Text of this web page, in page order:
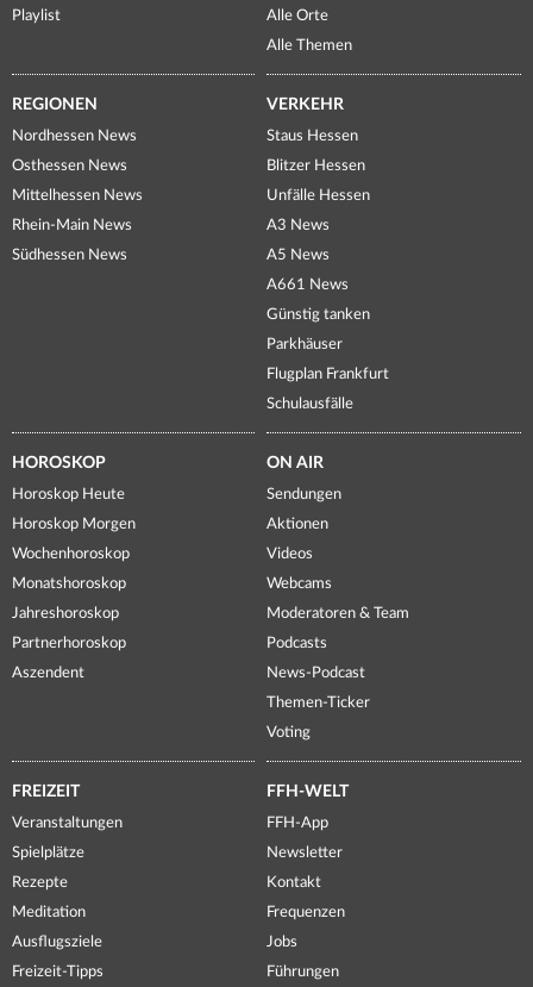
Playlist
Alle Orte
Alle Themen
REGIONEN
Nordhessen News
Osthessen News
Mittelhessen News
Rhein-Main News
Südhessen News
VERKEHR
Staus Hessen
Blitzer Hessen
Unfälle Hessen
A3 News
A5 News
A661 News
Günstig tanken
Parkhäuser
Flugplan Frankfurt
Schulausfälle
HOROSKOP
Horoskop Heute
Horoskop Morgen
Wochenhoroskop
Monatshoroskop
Jahreshoroskop
Partnerhoroskop
Aszendent
ON AIR
Sendungen
Aktionen
Videos
Webcams
Moderatoren & Team
Podcasts
News-Podcast
Themen-Ticker
Voting
FREIZEIT
Veranstaltungen
Spielplätze
Rezepte
Meditation
Ausflugsziele
Freizeit-Tipps
FFH-WELT
FFH-App
Newsletter
Kontakt
Frequenzen
Jobs
Führungen